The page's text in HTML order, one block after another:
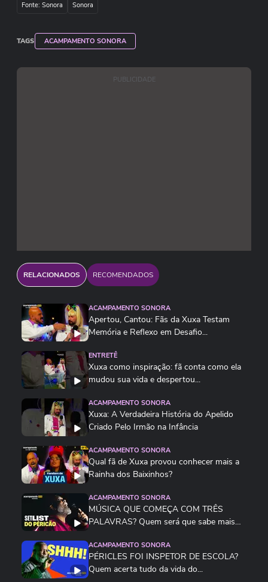
Fonte: Sonora Sonora
TAGS ACAMPAMENTO SONORA
PUBLICIDADE
RELACIONADOS RECOMENDADOS
ACAMPAMENTO SONORA
Apertou, Cantou: Fãs da Xuxa Testam
Memória e Reflexo em Desafio...
ENTRETÊ
Xuxa como inspiração: fã conta como ela
mudou sua vida e despertou...
ACAMPAMENTO SONORA
Xuxa: A Verdadeira História do Apelido
Criado Pelo Irmão na Infância
ACAMPAMENTO SONORA
Qual fã de Xuxa provou conhecer mais a
Rainha dos Baixinhos?
ACAMPAMENTO SONORA
MÚSICA QUE COMEÇA COM TRÊS
PALAVRAS? Quem será que sabe mais
ACAMPAMENTO SONORA
PÉRICLES FOI INSPETOR DE ESCOLA?
Quem acerta tudo da vida do...